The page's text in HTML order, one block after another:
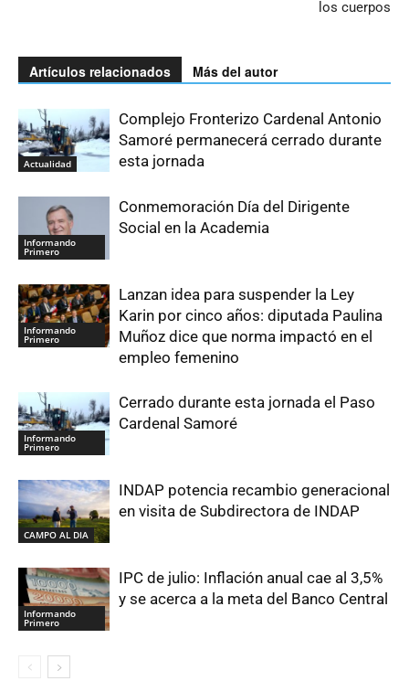
los cuerpos
Artículos relacionados Más del autor
Actualidad
Complejo Fronterizo Cardenal Antonio
Samoré permanecerá cerrado durante
esta jornada
Informando
Primero
Conmemoración Día del Dirigente
Social en la Academia
Informando
Primero
Lanzan idea para suspender la Ley
Karin por cinco años: diputada Paulina
Muñoz dice que norma impactó en el
empleo femenino
Informando
Primero
Cerrado durante esta jornada el Paso
Cardenal Samoré
CAMPO AL DIA
INDAP potencia recambio generacional
en visita de Subdirectora de INDAP
Informando
Primero
IPC de julio: Inflación anual cae al 3,5%
y se acerca a la meta del Banco Central